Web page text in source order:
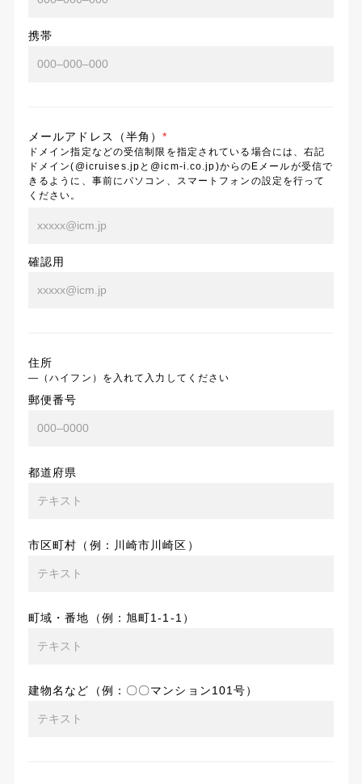
携帯
メールアドレス（半角）*
ドメイン指定などの受信制限を指定されている場合には、右記
ドメイン(@icruises.jpと@icm-i.co.jp)からのEメールが受信で
きるように、事前にパソコン、スマートフォンの設定を行って
ください。
確認用
住所
―（ハイフン）を入れて入力してください
郵便番号
都道府県
市区町村（例：川崎市川崎区）
町域・番地（例：旭町1-1-1）
建物名など（例：〇〇マンション101号）